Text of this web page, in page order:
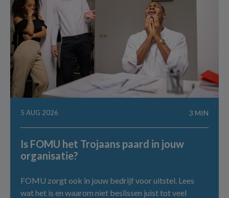
5 AUG 2026 3 MIN
Is FOMU het Trojaans paard in jouw
organisatie?
FOMU zorgt ook in jouw bedrijf voor uitstel. Lees
wat het is en waarom niet beslissen juist tot veel